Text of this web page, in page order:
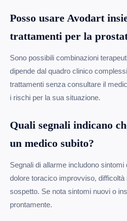
Posso usare Avodart
trattamenti per la
Sono possibili combinazioni
dipende dal quadro clinico
trattamenti senza consultare il
i rischi per la sua situazione.
Quali segnali indicano
un medico subito?
Segnali di allarme includono sintomi
dolore toracico improvviso, difficoltà
sospetto. Se nota sintomi nuovi o
prontamente.